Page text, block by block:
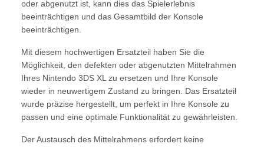
oder abgenutzt ist, kann dies das Spielerlebnis
beeinträchtigen und das Gesamtbild der Konsole
beeinträchtigen.
Mit diesem hochwertigen Ersatzteil haben Sie die
Möglichkeit, den defekten oder abgenutzten Mittelrahmen
Ihres Nintendo 3DS XL zu ersetzen und Ihre Konsole
wieder in neuwertigem Zustand zu bringen. Das Ersatzteil
wurde präzise hergestellt, um perfekt in Ihre Konsole zu
passen und eine optimale Funktionalität zu gewährleisten.
Der Austausch des Mittelrahmens erfordert keine